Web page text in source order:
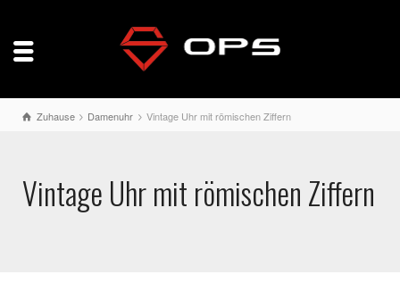
Zuhause Damenuhr Vintage Uhr mit römischen Ziffern
Vintage Uhr mit römischen Ziffern